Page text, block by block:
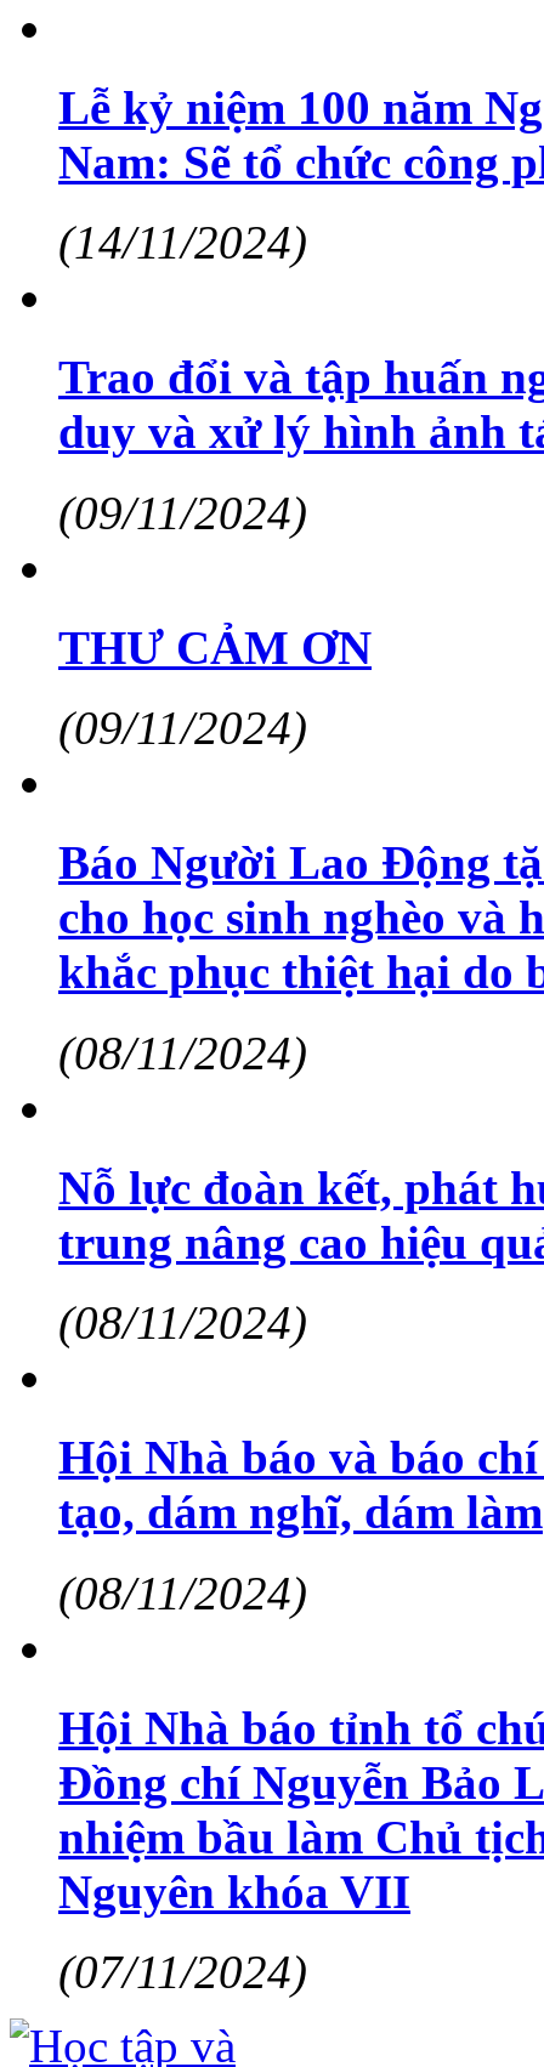
Lễ kỷ niệm 100 năm
Nam: Sẽ tổ chức công
(14/11/2024)
Trao đổi và tập huấn
duy và xử lý hình ảnh
(09/11/2024)
THƯ CẢM ƠN
(09/11/2024)
Báo Người Lao Động
cho học sinh nghèo và
khắc phục thiệt hại do
(08/11/2024)
Nỗ lực đoàn kết, phát
trung nâng cao hiệu
(08/11/2024)
Hội Nhà báo và báo
tạo, dám nghĩ, dám làm
(08/11/2024)
Hội Nhà báo tỉnh tổ
Đồng chí Nguyễn Bảo
nhiệm bầu làm Chủ
Nguyên khóa VII
(07/11/2024)